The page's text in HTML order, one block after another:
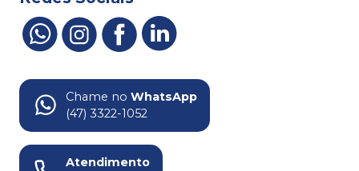
Chame no WhatsApp
(47) 3322-1052
Atendimento